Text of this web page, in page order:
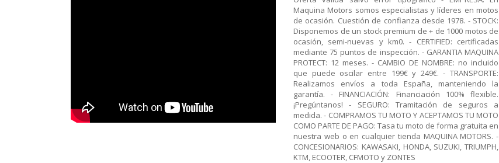
Maquina Motors somos especialistas y líderes en motos
de ocasión. Cuestión de confianza desde 1978. - STOCK:
Disponemos de un stock premium de + de 1000 motos de
ocasión, semi-nuevas y km0. - CERTIFIED: certificadas
mediante 75 puntos de inspección. - GARANTIA MAQUINA
PROTECT: 12 meses. - CAMBIO DE NOMBRE: no incluido
que puede oscilar entre 199€ y 249€. - TRANSPORTE:
Realizamos envíos a toda España, manteniendo la
garantía. - FINANCIACIÓN: Financiación 100% flexible.
¡Pregúntanos! - SEGURO: Tramitación de seguros a
medida. - COMPRAMOS TU MOTO Y ACEPTAMOS TU MOTO
COMO PARTE DE PAGO: Tasa tu moto de forma gratuita en
nuestra web o en cualquier tienda MAQUINA MOTORS. -
CONCESIONARIOS: KAWASAKI, HONDA, SUZUKI, TRIUMPH,
KTM, ECOOTER, CFMOTO y ZONTES